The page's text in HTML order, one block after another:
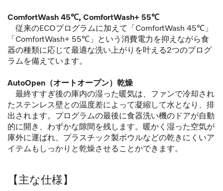
ComfortWash 45℃, ComfortWash+ 55℃
従来のECOプログラムに加えて「ComfortWash 45℃」
「ComfortWash+ 55℃」という消費電力を抑えながら食
器の種類に応じて最適な洗い上がりを叶える2つのプログ
ラムを備えています。
AutoOpen（オートオープン）乾燥
最終すすぎ後の庫内の湿った暖気は、ファンで冷却され
たステンレス壁との温度差によって凝縮して水となり、排
出されます。プログラムの最後に食器洗い機のドアが自動
的に開き、わずかな隙間を残します。暖かく湿った空気が
庫外に運ばれ、プラスチック製ボウルなどの乾きにくいア
イテムもしっかりと乾燥させることかできます。
【主な仕様】